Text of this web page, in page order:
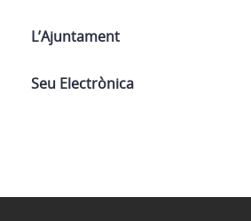
L’Ajuntament
Seu Electrònica